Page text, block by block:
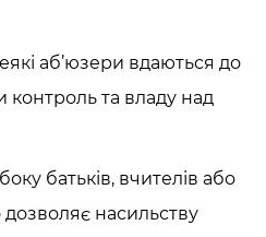
аб’юзери вдаються до
контроль та владу над
батьків, вчителів або
насильству